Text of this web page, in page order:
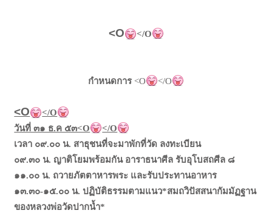
<O </O
กำหนดการ <O </O
<O
</O
วันที่ ๓๑ ธ.ค ๕๓<O
</O
เวลา ๐๙.๐๐ น. สาธุชนที่จะมาพักที่วัด ลงทะเบียน
๐๙.๓๐ น. ญาติโยมพร้อมกัน อาราธนาศีล รับอุโบสถศีล ๘
๑๑.๐๐ น. ถวายภัตตาหารพระ และรับประทานอาหาร
๑๓.๓๐-๑๕.๐๐ น. ปฏิบัติธรรมตามแนว*สมถวิปัสสนากัมมัฏฐาน
ของหลวงพ่อวัดปากน้ำ*